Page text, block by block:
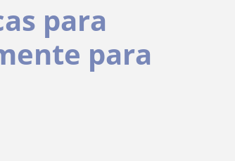
para
para